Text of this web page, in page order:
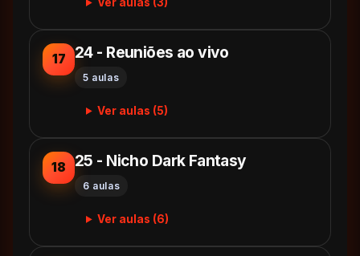
17 24 - Reuniões ao vivo
5 aulas
Ver aulas (5)
18 25 - Nicho Dark Fantasy
6 aulas
Ver aulas (6)